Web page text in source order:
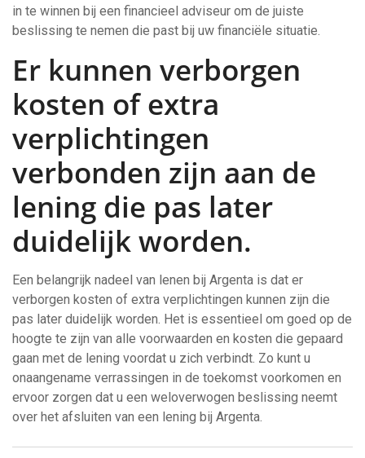
in te winnen bij een financieel adviseur om de juiste
beslissing te nemen die past bij uw financiële situatie.
Er kunnen verborgen
kosten of extra
verplichtingen
verbonden zijn aan de
lening die pas later
duidelijk worden.
Een belangrijk nadeel van lenen bij Argenta is dat er
verborgen kosten of extra verplichtingen kunnen zijn die
pas later duidelijk worden. Het is essentieel om goed op de
hoogte te zijn van alle voorwaarden en kosten die gepaard
gaan met de lening voordat u zich verbindt. Zo kunt u
onaangename verrassingen in de toekomst voorkomen en
ervoor zorgen dat u een weloverwogen beslissing neemt
over het afsluiten van een lening bij Argenta.